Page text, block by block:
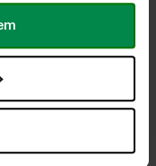
terecht voor
of om je favo
graag bij het
snel!